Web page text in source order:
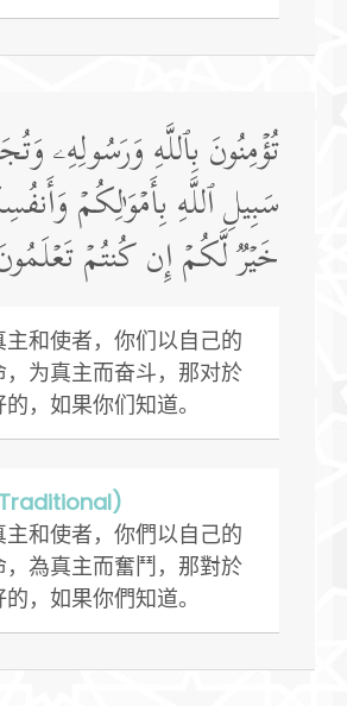
تُؤۡمِنُونَ بِٱللَّهِ وَرَسُولِهِۦ
سَبِیلِ ٱللَّهِ بِأَمۡوَ ٰ⁠لِكُمۡ
خَیۡرࣱ لَّكُمۡ إِن كُنتُمۡ
和使者，你们以自己的
，为真主而奋斗，那对於
，如果你们知道。
和使者，你們以自己的
，為真主而奮鬥，那對於
，如果你們知道。